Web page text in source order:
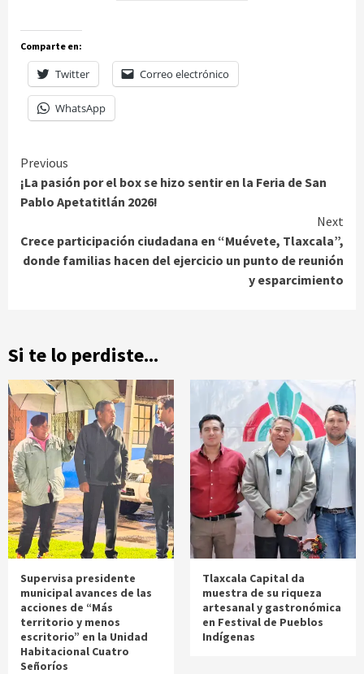
Comparte en:
Twitter Correo electrónico
WhatsApp
Continue
Reading
Previous
¡La pasión por el box se hizo sentir en la Feria de San
Pablo Apetatitlán 2026!
Next
Crece participación ciudadana en “Muévete, Tlaxcala”,
donde familias hacen del ejercicio un punto de reunión
y esparcimiento
Si te lo perdiste...
Supervisa presidente
municipal avances de las
acciones de “Más
territorio y menos
escritorio” en la Unidad
Habitacional Cuatro
Señoríos
Tlaxcala Capital da
muestra de su riqueza
artesanal y gastronómica
en Festival de Pueblos
Indígenas